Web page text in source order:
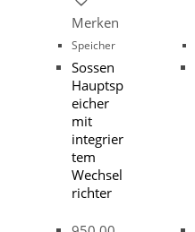
Merken
Speicher
Sossen
Hauptsp
eicher
mit
integrier
tem
Wechsel
richter